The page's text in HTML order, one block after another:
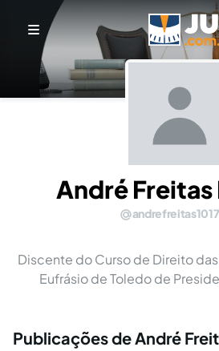
André Freitas
Discente do Curso de Direito
Eufrásio de Toledo de
Publicações de André